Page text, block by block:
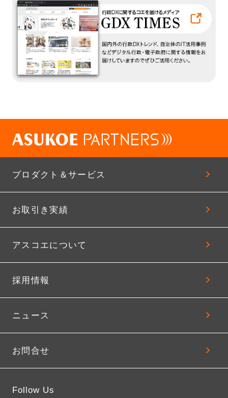
プロダクト＆サービス
お取引き実績
アスコエについて
採用情報
ニュース
お問合せ
Follow Us